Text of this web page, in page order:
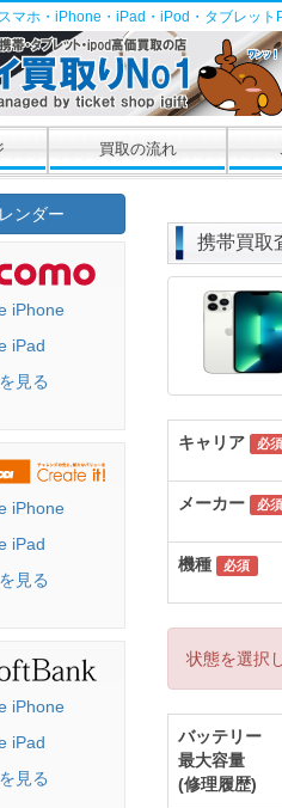
マホ・iPhone・iPad・iPod・タブレッ
買取の流れ
携帯買取
キャリア 必須
メーカー 必須
機種 必須
状態を選択
バッテリー
最大容量
(修理履歴)
ンダー
iPhone
iPad
見る
iPhone
iPad
見る
iPhone
iPad
見る